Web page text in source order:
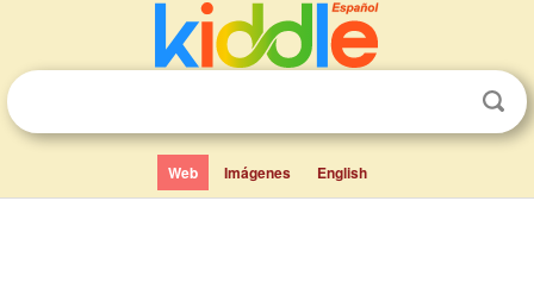
Web Imágenes English